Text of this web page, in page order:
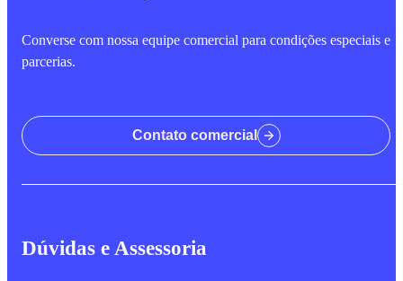
Converse com nossa equipe comercial para condições especiais e
parcerias.
Contato comercial
Dúvidas e Assessoria